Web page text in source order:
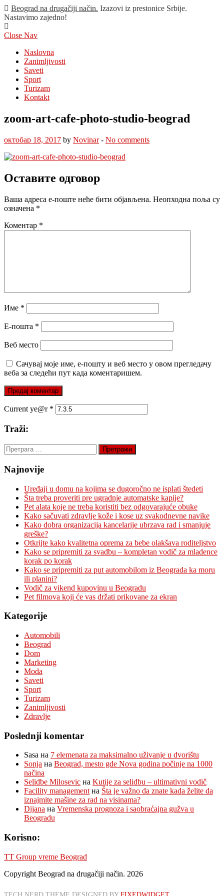
Beograd na drugačiji način. Izazovi iz prestonice Srbije.
Nastavimo zajedno!
Close Nav
Naslovna
Zanimljivosti
Saveti
Sport
Turizam
Kontakt
zoom-art-cafe-photo-studio-beograd
октобар 18, 2017 by Novinar- No comments
Оставите одговор
Ваша адреса е-поште неће бити објављена. Неопходна поља су
означена *
Коментар *
Име *
Е-пошта *
Веб место
Сачувај моје име, е-пошту и веб место у овом прегледачу
веба за следећи пут када коментаришем.
Current ye@r *
Traži:
Претрага
за:
Najnovije
Uređaji u domu na kojima se dugoročno ne isplati štedeti
Šta treba proveriti pre ugradnje automatske kapije?
Pet alata koje ne treba koristiti bez odgovarajuće obuke
Kako sačuvati zdravlje kože i kose uz svakodnevne navike
Kako dobra organizacija kancelarije ubrzava rad i smanjuje
greške?
Otkrijte kako kvalitetna oprema za bebe olakšava roditeljstvo
Kako se pripremiti za svadbu – kompletan vodič za mladence
korak po korak
Kako se pripremiti za put automobilom iz Beograda ka moru
ili planini?
Vodič za vikend kupovinu u Beogradu
Pet filmova koji će vas držati prikovane za ekran
Kategorije
Automobili
Beograd
Dom
Marketing
Moda
Saveti
Sport
Turizam
Zanimljivosti
Zdravlje
Poslednji komentar
Sasa на 7 elemenata za maksimalno uživanje u dvorištu
Sonja на Beograd, mesto gde Nova godina počinje na 1000
načina
Selidbe Milosevic на Kutije za selidbu – ultimativni vodič
Facility management на Šta je važno da znate kada želite da
iznajmite mašine za rad na visinama?
Dijana на Vremenska prognoza i saobraćajna gužva u
Beogradu
Korisno:
TT Group vreme Beograd
Copyright Beograd na drugačiji način. 2026